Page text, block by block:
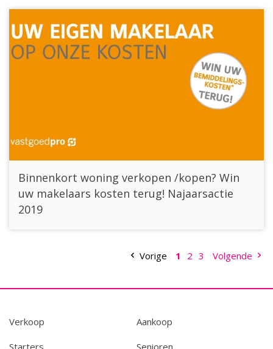
Binnenkort woning verkopen /kopen? Win
uw makelaars kosten terug! Najaarsactie
2019
Vorige 1 2 3 Volgende
Verkoop Aankoop
Starters Senioren